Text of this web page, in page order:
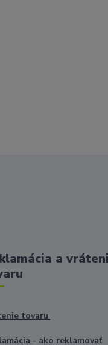
a
tovaru
- ako reklamovať